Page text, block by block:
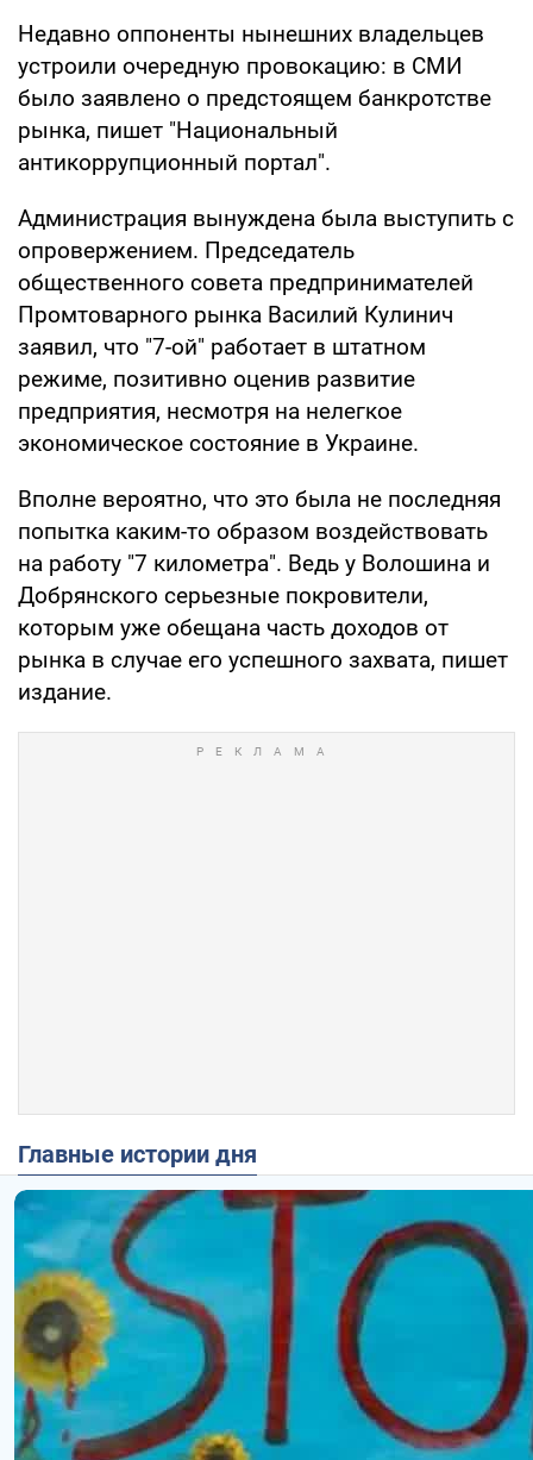
Недавно оппоненты нынешних владельцев
устроили очередную провокацию: в СМИ
было заявлено о предстоящем банкротстве
рынка, пишет "Национальный
антикоррупционный портал".
Администрация вынуждена была выступить с
опровержением. Председатель
общественного совета предпринимателей
Промтоварного рынка Василий Кулинич
заявил, что "7-ой" работает в штатном
режиме, позитивно оценив развитие
предприятия, несмотря на нелегкое
экономическое состояние в Украине.
Вполне вероятно, что это была не последняя
попытка каким-то образом воздействовать
на работу "7 километра". Ведь у Волошина и
Добрянского серьезные покровители,
которым уже обещана часть доходов от
рынка в случае его успешного захвата, пишет
издание.
Главные истории дня